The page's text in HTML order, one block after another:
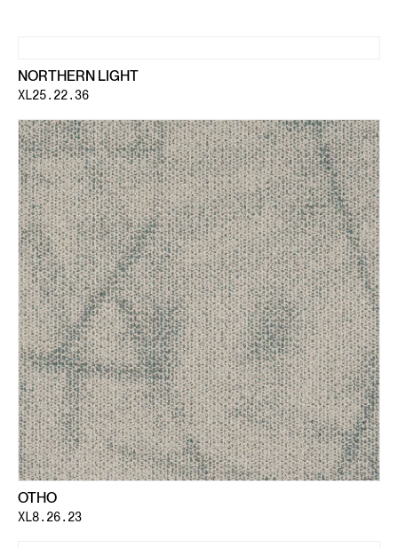
NORTHERN LIGHT
XL25.22.36
OTHO
XL8.26.23